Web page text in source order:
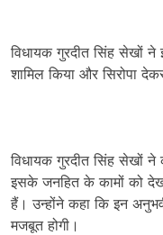
विधायक गुरदीत सिंह सेखों
शामिल किया और सिरोपा
विधायक गुरदीत सिंह सेखों
इसके जनहित के कामों को
हैं। उन्होंने कहा कि इन
मजबूत होगी।